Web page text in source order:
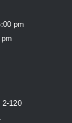
pm
2-120